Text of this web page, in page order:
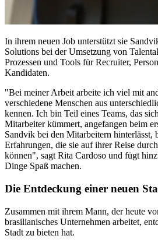
In ihrem neuen Job unterstützt sie
Solutions bei der Umsetzung von
Prozessen und Tools für Recruiter,
Kandidaten.
"Bei meiner Arbeit arbeite ich viel mit
verschiedene Menschen aus
kennen. Ich bin Teil eines Teams, das
Mitarbeiter kümmert, angefangen beim
Sandvik bei den Mitarbeitern hinterlässt,
Erfahrungen, die sie auf ihrer Reise
können", sagt Rita Cardoso und fügt
Dinge Spaß machen.
Die Entdeckung einer neuen
Zusammen mit ihrem Mann, der heute
brasilianisches Unternehmen arbeitet,
Stadt zu bieten hat.